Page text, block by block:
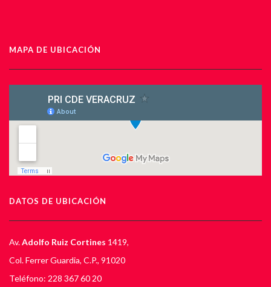
MAPA DE UBICACIÓN
DATOS DE UBICACIÓN
Av.Adolfo Ruiz Cortines 1419,
Col. Ferrer Guardia, C.P., 91020
Teléfono: 228 367 60 20